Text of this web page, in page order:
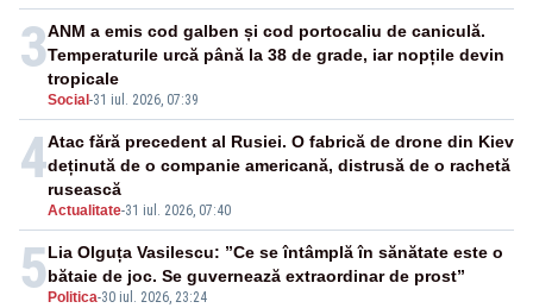
3
Social -31 iul. 2026, 07:39
ANM a emis cod galben și cod portocaliu de caniculă.
Temperaturile urcă până la 38 de grade, iar nopțile devin
tropicale
4
Actualitate-31 iul. 2026, 07:40
Atac fără precedent al Rusiei. O fabrică de drone din Kiev
deținută de o companie americană, distrusă de o rachetă
rusească
5 Politica-30 iul. 2026, 23:24
Lia Olguța Vasilescu: ”Ce se întâmplă în sănătate este o
bătaie de joc. Se guvernează extraordinar de prost”